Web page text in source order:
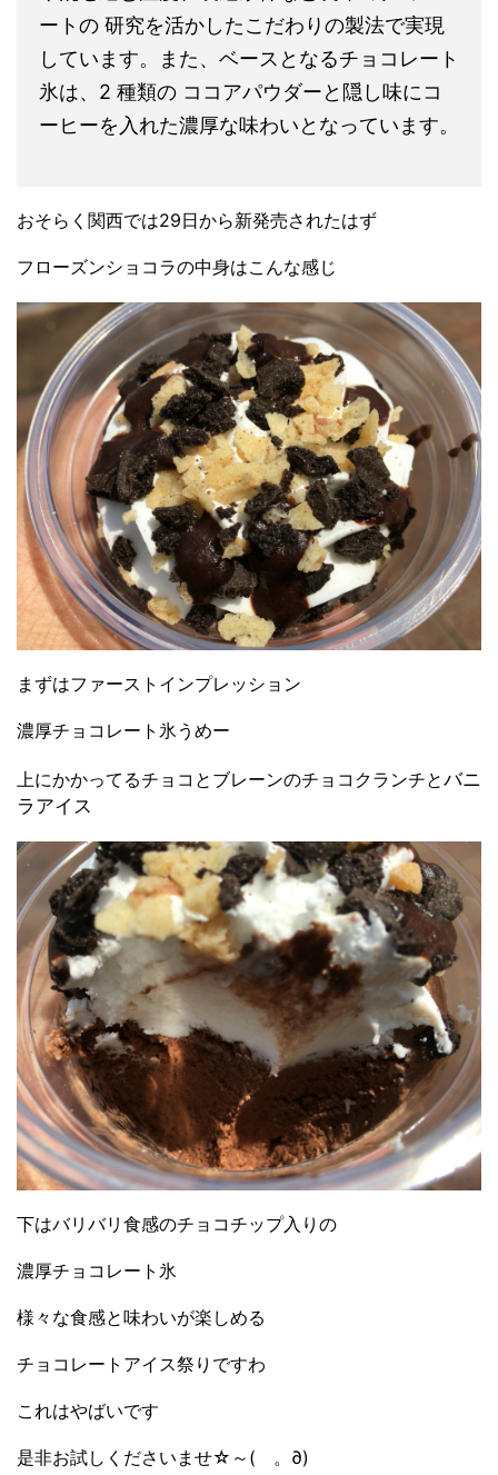
ートの 研究を活かしたこだわりの製法で実現
しています。また、ベースとなるチョコレート
氷は、2 種類の ココアパウダーと隠し味にコ
ーヒーを入れた濃厚な味わいとなっています。
おそらく関西では29日から新発売されたはず
フローズンショコラの中身はこんな感じ
まずはファーストインプレッション
濃厚チョコレート氷うめー
上にかかってるチョコとブレーンのチョコクランチとバニ
ラアイス
下はバリバリ食感のチョコチップ入りの
濃厚チョコレート氷
様々な食感と味わいが楽しめる
チョコレートアイス祭りですわ
これはやばいです
是非お試しくださいませ☆～(ゝ。∂)